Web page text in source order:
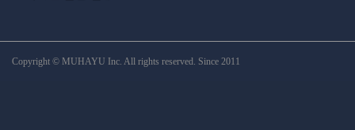
Copyright © MUHAYU Inc. All rights reserved. Since 2011